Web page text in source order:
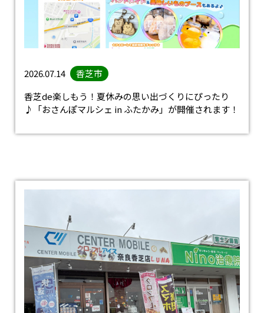
2026.07.14
香芝市
香芝de楽しもう！夏休みの思い出づくりにぴったり
♪「おさんぽマルシェ in ふたかみ」が開催されます！